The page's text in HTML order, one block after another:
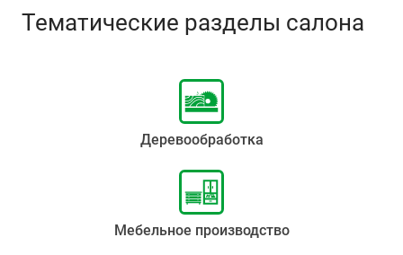
Тематические разделы салона
Деревообработка
Мебельное производство